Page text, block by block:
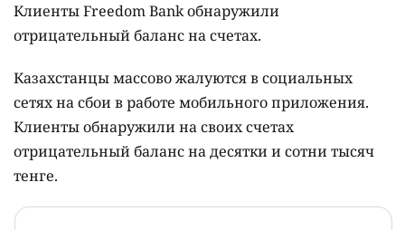
Клиенты Freedom Bank обнаружили
отрицательный баланс на счетах.
Казахстанцы массово жалуются в социальных
сетях на сбои в работе мобильного приложения.
Клиенты обнаружили на своих счетах
отрицательный баланс на десятки и сотни тысяч
тенге.